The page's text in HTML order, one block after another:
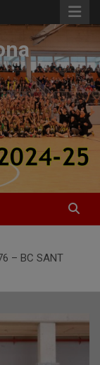
– BC SANT